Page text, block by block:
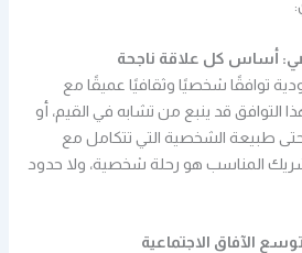
أساس كل علاقة ناجحة
توافقًا شخصيًا وثقافيًا عميقًا مع
قد ينبع من تشابه في القيم، أو
حتى طبيعة الشخصية التي تتكامل مع
المناسب هو رحلة شخصية، ولا حدود
الآفاق الاجتماعية